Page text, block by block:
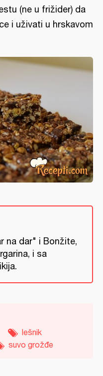
(ne u frižider) da
i uživati u hrskavom
na dar" i Bonžite,
i sa
lešnik
suvo grožđe